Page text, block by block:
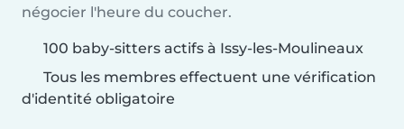
négocier l'heure du coucher.
100 baby-sitters actifs à Issy-les-Moulineaux
Tous les membres effectuent une vérification
d'identité obligatoire